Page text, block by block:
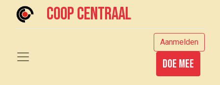
Coop centraal
Aanmelden
Doe mee